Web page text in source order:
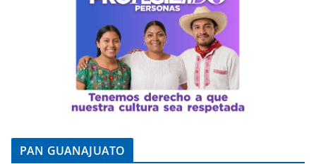
PAN GUANAJUATO